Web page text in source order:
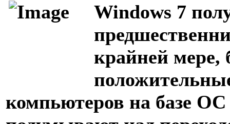
Windows 7
крайней мере,
компьютеров на базе